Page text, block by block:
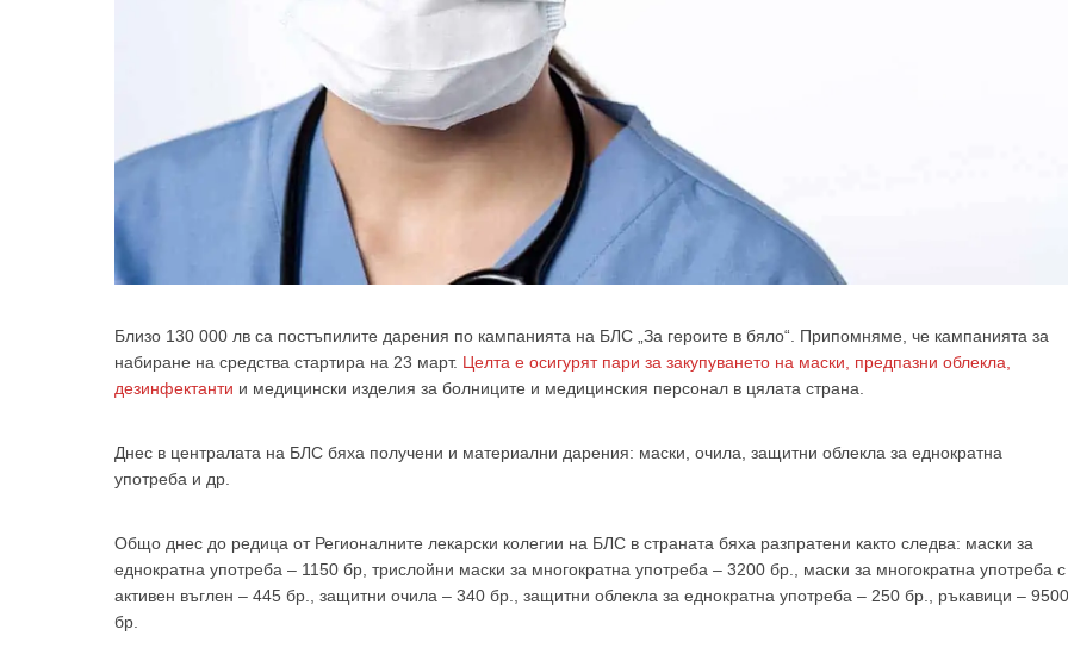
Близо 130 000 лв са постъпилите дарения по кампанията на БЛС „За героите в бяло“. Припомняме, че кампанията за
набиране на средства стартира на 23 март. Целта е осигурят пари за закупуването на маски, предпазни облекла,
дезинфектанти и медицински изделия за болниците и медицинския персонал в цялата страна.
Днес в централата на БЛС бяха получени и материални дарения: маски, очила, защитни облекла за еднократна
употреба и др.
Общо днес до редица от Регионалните лекарски колегии на БЛС в страната бяха разпратени както следва: маски за
еднократна употреба – 1150 бр, трислойни маски за многократна употреба – 3200 бр., маски за многократна употреба с
активен въглен – 445 бр., защитни очила – 340 бр., защитни облекла за еднократна употреба – 250 бр., ръкавици – 9500
бр.
GPNews
За да можеда виждате специализирано медицинско съдържание,
декларирате, че сте медицински специалист!